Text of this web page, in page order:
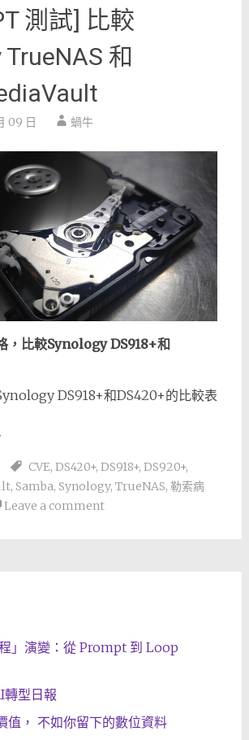
測試] 比較
和
09 日 蝸牛
，比較Synology DS918+和
DS918+和DS420+的比較表
CVE, DS420+, DS918+, DS920+,
, Samba, Synology, TrueNAS, 勒索病
Leave a comment
」演變：從 Prompt 到 Loop
型日報
值， 不如你留下的數位資料